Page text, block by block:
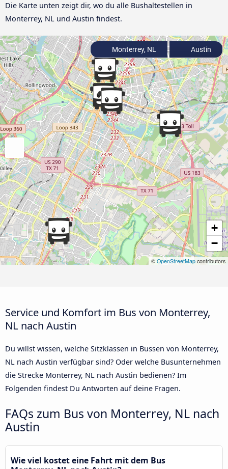
Die Karte unten zeigt dir, wo du alle Bushaltestellen in
Monterrey, NL und Austin findest.
+
−
© OpenStreetMap contributors
Monterrey, NL Austin
Service und Komfort im Bus von Monterrey,
NL nach Austin
Du willst wissen, welche Sitzklassen in Bussen von Monterrey,
NL nach Austin verfügbar sind? Oder welche Busunternehmen
die Strecke Monterrey, NL nach Austin bedienen? Im
Folgenden findest Du Antworten auf deine Fragen.
FAQs zum Bus von Monterrey, NL nach
Austin
Wie viel kostet eine Fahrt mit dem Bus